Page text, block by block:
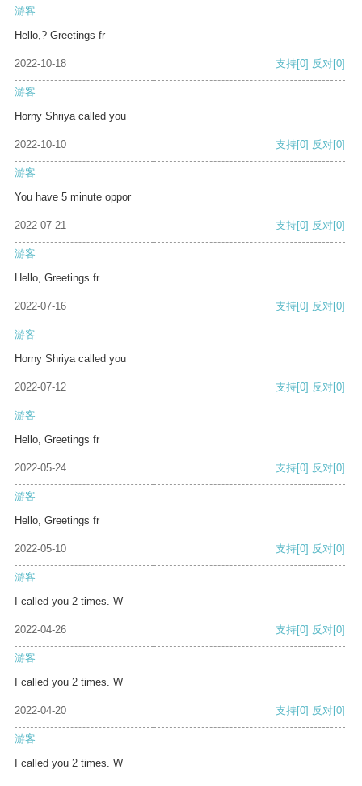
游客
Hello,? Greetings fr
2022-10-18 支持[0] 反对[0]
游客
Horny Shriya called you
2022-10-10 支持[0] 反对[0]
游客
You have 5 minute oppor
2022-07-21 支持[0] 反对[0]
游客
Hello, Greetings fr
2022-07-16 支持[0] 反对[0]
游客
Horny Shriya called you
2022-07-12 支持[0] 反对[0]
游客
Hello, Greetings fr
2022-05-24 支持[0] 反对[0]
游客
Hello, Greetings fr
2022-05-10 支持[0] 反对[0]
游客
I called you 2 times. W
2022-04-26 支持[0] 反对[0]
游客
I called you 2 times. W
2022-04-20 支持[0] 反对[0]
游客
I called you 2 times. W